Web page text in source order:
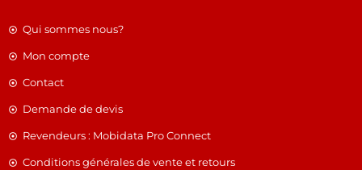
Qui sommes nous?
Mon compte
Contact
Demande de devis
Revendeurs : Mobidata Pro Connect
Conditions générales de vente et retours